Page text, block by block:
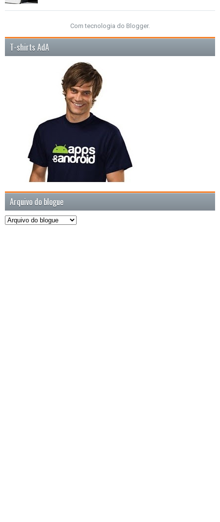
Com tecnologia do Blogger.
T-shirts AdA
Arquivo do blogue